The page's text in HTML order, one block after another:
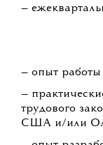
—
— опыт работы
—
трудового
США и/или